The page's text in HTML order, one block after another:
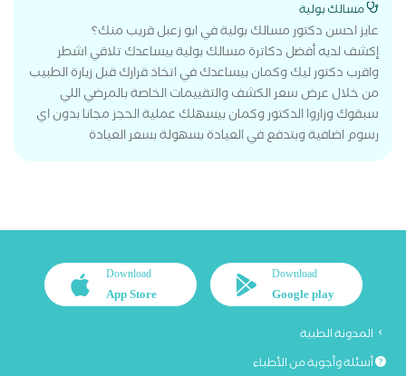
مسالك بولية
عايز احسن دكتور مسالك بولية في ابو زعبل قريب منك؟
إكشف لديه أفضل دكاترة مسالك بولية بيساعدك تلاقي اشطر
واقرب دكتور ليك وكمان بيساعدك في اتخاذ قرارك قبل زيارة الطبيب
من خلال عرض سعر الكشف والتقييمات الخاصة بالمرضي اللي
سبقوك وزاروا الدكتور وكمان بيسهلك عملية الحجز مجانا بدون اي
رسوم اضافية وبتدفع في العيادة بسهولة بسعر العيادة
Download
Google play
Download
App Store
المدونة الطبية
أسئلة وأجوبة من الأطباء